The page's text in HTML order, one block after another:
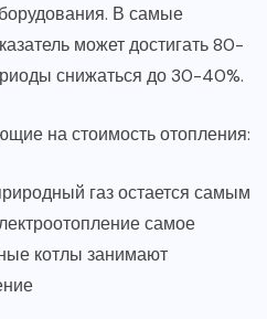
В самые
может достигать 80-
снижаться до 30-40%.
на стоимость отопления:
газ остается самым
самое
котлы занимают